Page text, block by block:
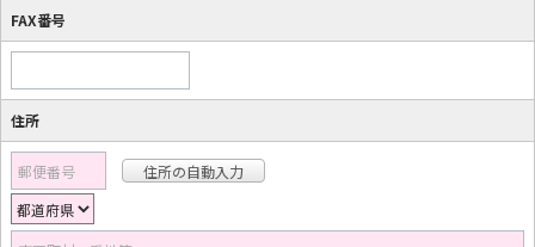
FAX番号
住所
郵便番号